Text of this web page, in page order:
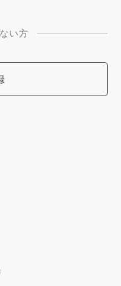
い方